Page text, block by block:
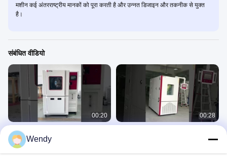
मशीन कई अंतरराष्ट्रीय मानकों को पूरा करती है और उन्नत डिजाइन और तकनीक से युक्त
है।
संबंधित वीडियो
00:20
ISO 20653 IEC60529 IEC 6059 रेन
टेस्ट चैंबर IPX3 IPX4 IPX5 IPX6 के साथ
Environmental 6
00:28
Wendy